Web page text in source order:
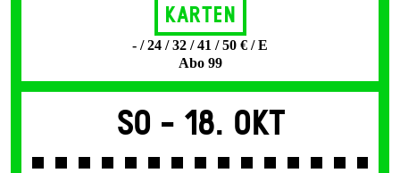
Karten
- / 24 / 32 / 41 / 50 € / E
Abo 99
So - 18. Okt